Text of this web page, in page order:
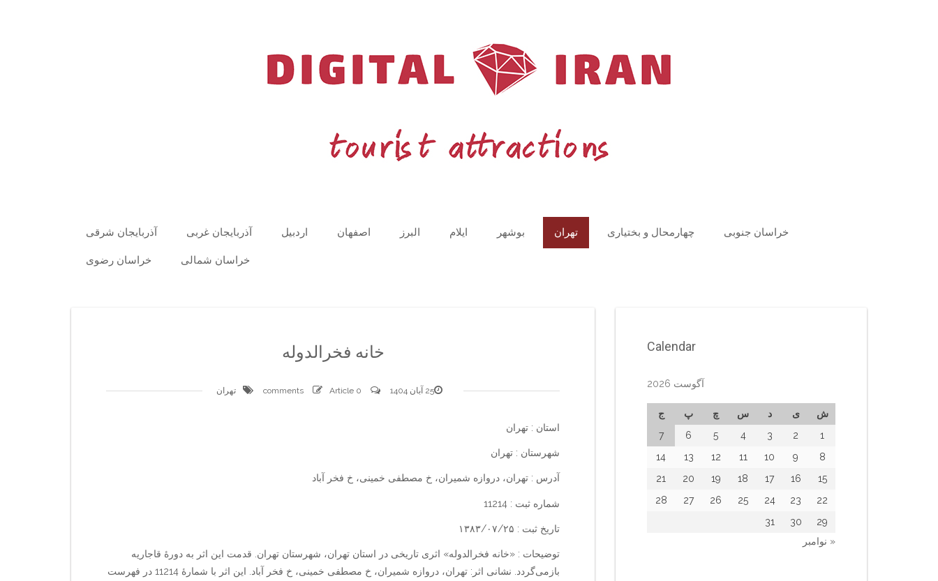
آذربایجان شرقی آذربایجان غربی اردبیل اصفهان البرز ایلام بوشهر تهران چهارمحال و بختیاری خراسان جنوبی
خراسان رضوی خراسان شمالی
خانه فخرالدوله
25 آبان 1404 0 comments
Article تهران
استان : تهران
شهرستان : تهران
آدرس : تهران، دروازه شمیران، خ مصطفی خمینی، خ فخر آباد
شماره ثبت : 11214
تاریخ ثبت : ۱۳۸۳/۰۷/۲۵
توضیحات : «خانه فخرالدوله» اثری تاریخی در استان تهران، شهرستان تهران. قدمت این اثر به دورهٔ قاجاریه
بازمی‌گردد. نشانی اثر: تهران، دروازه شمیران، خ مصطفی خمینی، خ فخر آباد. این اثر با شمارهٔ 11214 در فهرست
Calendar
آگوست 2026
ش ی د س چ پ
ج
1
2
3
4
5
6
7
8
9
10
11
12
13
14
15
16
17
18
19
20
21
22
23
24
25
26
27
28
29
30
31
« نوامبر